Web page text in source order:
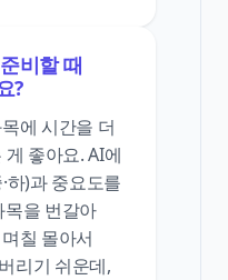
비할 때
?
에 시간을 더
좋아요. AI에
하)과 중요도를
을 번갈아
칠 몰아서
리기 쉬운데,